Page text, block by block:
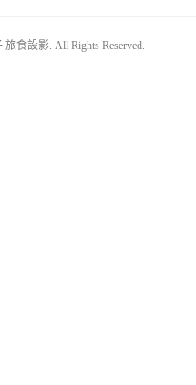
食設影. All Rights Reserved.